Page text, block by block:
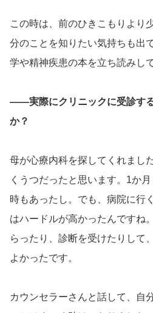
この時は、前のひきこもりより
分のことを知りたい気持ちも出
学や精神疾患の本を立ち読みし
――実際にクリニックに受診す
か？
母が心療内科を探してくれまし
くうつだったと思います。1か
時もあったし。でも、病院に行
はハードルが高かったんですね
らったり、診断を受けたりして
よかったです。
カウンセラーさんと話して、自